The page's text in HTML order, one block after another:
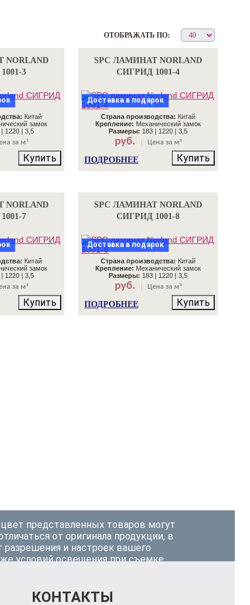
ОТОБРАЖАТЬ ПО:
3
Китай
замок
| 1220 | 3,5
за м²
Купить
SPC ЛАМИНАТ NORLAND
СИГРИД 1001-4
Доставка в подарок
Страна производства: Китай
Крепление: Механический замок
Размеры: 183 | 1220 | 3,5
руб. Цена за м²
ПОДРОБНЕЕ Купить
7
Китай
замок
| 1220 | 3,5
за м²
Купить
SPC ЛАМИНАТ NORLAND
СИГРИД 1001-8
Доставка в подарок
Страна производства: Китай
Крепление: Механический замок
Размеры: 183 | 1220 | 3,5
руб. Цена за м²
ПОДРОБНЕЕ Купить
представленных товаров могут
от оригинала продукции, в
разрешения и настроек вашего
условий освещения при съемке.
КОНТАКТЫ